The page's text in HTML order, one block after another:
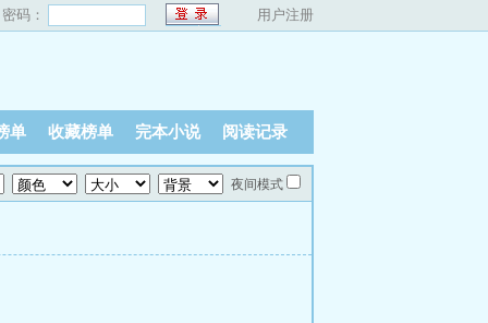
密码： 用户注册
单 收藏榜单 完本小说 阅读记录
夜间模式